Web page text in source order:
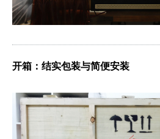
开箱：结实包装与简便安装